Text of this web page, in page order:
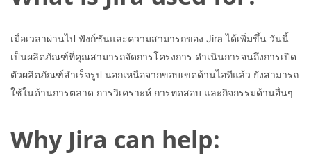
เมื่อเวลาผ่านไป ฟังก์ชันและความสามารถของ Jira ได้เพิ่มขึ้น วันนี้
เป็นผลิตภัณฑ์ที่คุณสามารถจัดการโครงการ ดำเนินการจนถึงการเปิด
ตัวผลิตภัณฑ์สำเร็จรูป นอกเหนือจากขอบเขตด้านไอทีแล้ว ยังสามารถ
ใช้ในด้านการตลาด การวิเคราะห์ การทดสอบ และกิจกรรมด้านอื่นๆ
Why Jira can help: